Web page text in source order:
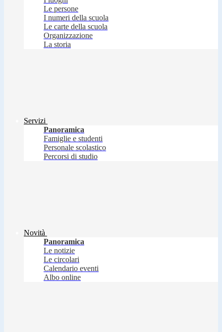
Le persone
I numeri della scuola
Le carte della scuola
Organizzazione
La storia
Servizi
Panoramica
Famiglie e studenti
Personale scolastico
Percorsi di studio
Novità
Panoramica
Le notizie
Le circolari
Calendario eventi
Albo online